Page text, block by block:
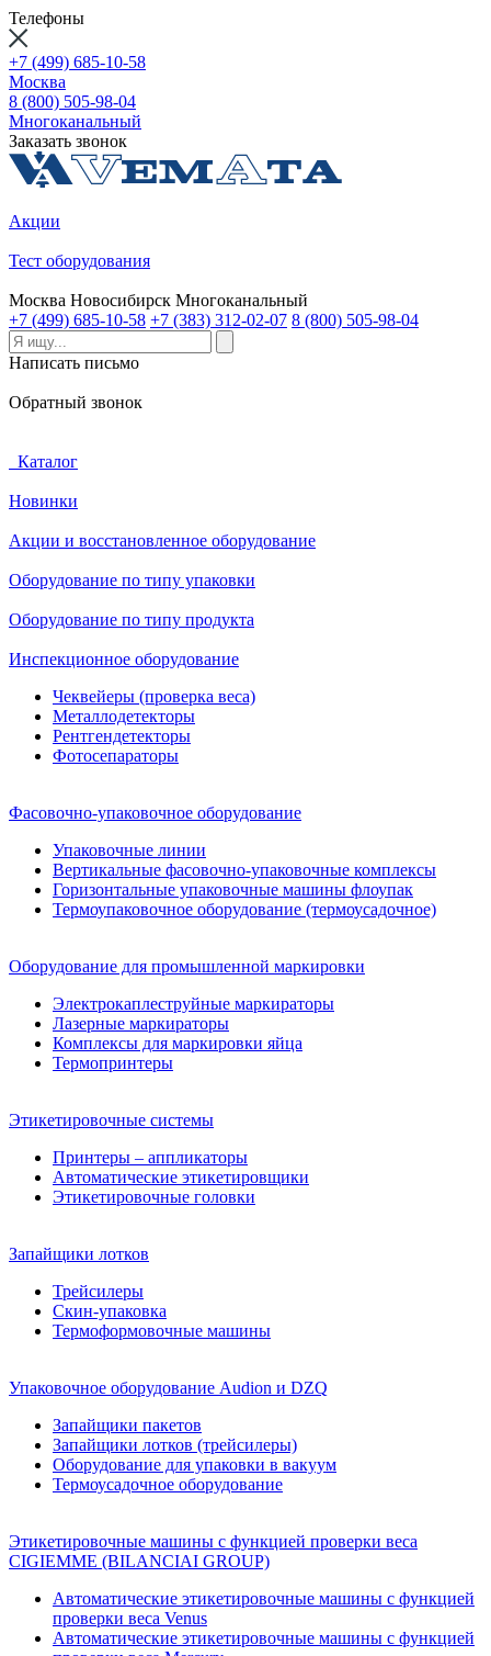
Телефоны
+7 (499) 685-10-58
Москва
8 (800) 505-98-04
Многоканальный
Заказать звонок
Акции
Тест оборудования
Москва Новосибирск Многоканальный
+7 (499) 685-10-58 +7 (383) 312-02-07 8 (800) 505-98-04
Написать письмо
Обратный звонок
Каталог
Новинки
Акции и восстановленное оборудование
Оборудование по типу упаковки
Оборудование по типу продукта
Инспекционное оборудование
Чеквейеры (проверка веса)
Металлодетекторы
Рентгендетекторы
Фотосепараторы
Фасовочно-упаковочное оборудование
Упаковочные линии
Вертикальные фасовочно-упаковочные комплексы
Горизонтальные упаковочные машины флоупак
Термоупаковочное оборудование (термоусадочное)
Оборудование для промышленной маркировки
Электрокаплеструйные маркираторы
Лазерные маркираторы
Комплексы для маркировки яйца
Термопринтеры
Этикетировочные системы
Принтеры – аппликаторы
Автоматические этикетировщики
Этикетировочные головки
Запайщики лотков
Трейсилеры
Скин-упаковка
Термоформовочные машины
Упаковочное оборудование Audion и DZQ
Запайщики пакетов
Запайщики лотков (трейсилеры)
Оборудование для упаковки в вакуум
Термоусадочное оборудование
Этикетировочные машины с функцией проверки веса
CIGIEMME (BILANCIAI GROUP)
Автоматические этикетировочные машины с функцией
проверки веса Venus
Автоматические этикетировочные машины с функцией